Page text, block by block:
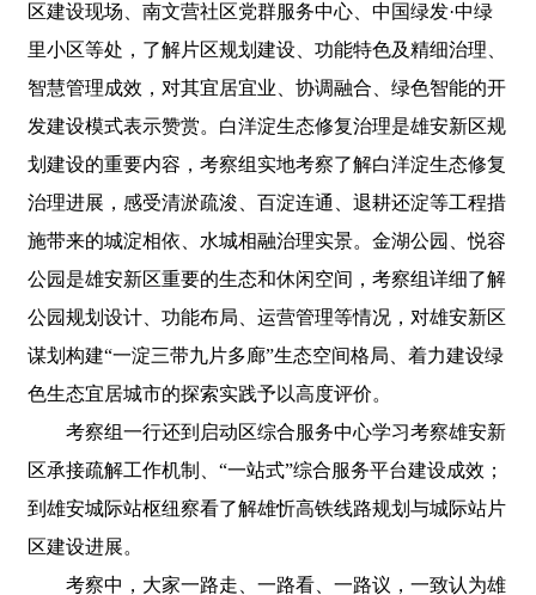
区建设现场、南文营社区党群服务中心、中国绿发·中绿
里小区等处，了解片区规划建设、功能特色及精细治理、
智慧管理成效，对其宜居宜业、协调融合、绿色智能的开
发建设模式表示赞赏。白洋淀生态修复治理是雄安新区规
划建设的重要内容，考察组实地考察了解白洋淀生态修复
治理进展，感受清淤疏浚、百淀连通、退耕还淀等工程措
施带来的城淀相依、水城相融治理实景。金湖公园、悦容
公园是雄安新区重要的生态和休闲空间，考察组详细了解
公园规划设计、功能布局、运营管理等情况，对雄安新区
谋划构建“一淀三带九片多廊”生态空间格局、着力建设绿
色生态宜居城市的探索实践予以高度评价。
考察组一行还到启动区综合服务中心学习考察雄安新
区承接疏解工作机制、“一站式”综合服务平台建设成效；
到雄安城际站枢纽察看了解雄忻高铁线路规划与城际站片
区建设进展。
考察中，大家一路走、一路看、一路议，一致认为雄